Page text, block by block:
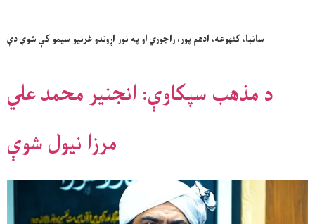
سانبا، کٹھوعه، ادهم پور، راجوري او په نور اړوندو غرنیو سیمو کې شوې دې
د مذهب سپکاوې: انجنیر محمد علي
مرزا نیول شوې